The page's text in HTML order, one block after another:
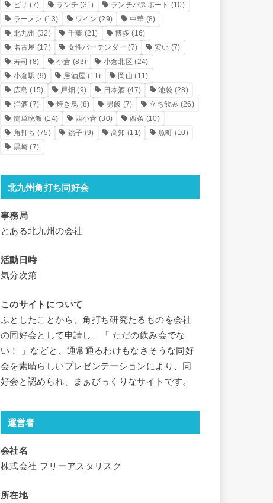
ピザ (7) ランチ (31) ランチパスポート (10)
ラーメン (13) ワイン (29) 中華 (8)
北九州 (32) 千葉 (21) 博多 (16)
名古屋 (17) 女性バーテンダー (7) 安い (7)
寿司 (8) 小倉 (83) 小倉北区 (24)
小倉駅 (9) 居酒屋 (11) 岡山 (11)
広島 (15) 戸畑 (9) 日本酒 (47) 池袋 (28)
洋酒 (7) 焼き鳥 (8) 男飯 (7) 立ち飲み (26)
簡単晩飯 (14) 西小倉 (30) 西条 (10)
角打ち (75) 銚子 (9) 高知 (11) 魚町 (10)
黒崎 (7)
北九州角打ち同好会
事務局
とある北九州の会社
活動日時
気分次第
このサイトについて
ふとしたことから、角打ち研究たるものを会社
の同好会として申請し、「 ただの飲み会でな
い！ 」などと、通常通るわけもなさそうな同好
会を素晴らしいプレゼンテーションにより、同
好会と認められ、まぁびっくりなサイトです。
運営者
会社名
株式会社 フリーアスタリスク
所在地